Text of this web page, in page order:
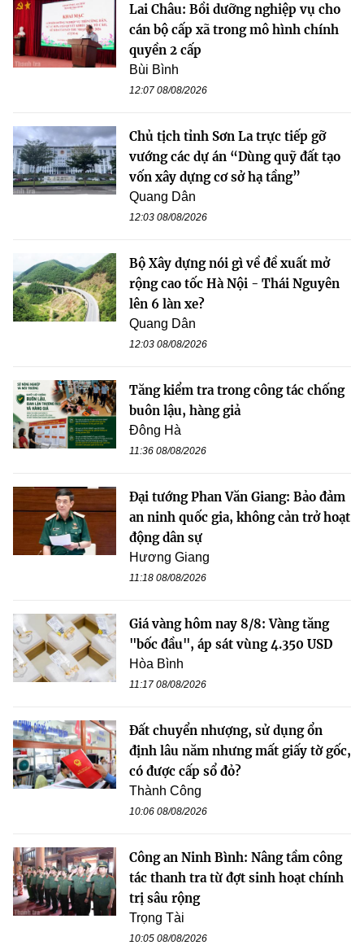
Lai Châu: Bồi dưỡng nghiệp vụ cho
cán bộ cấp xã trong mô hình chính
quyền 2 cấp
Bùi Bình
12:07 08/08/2026
Chủ tịch tỉnh Sơn La trực tiếp gỡ
vướng các dự án “Dùng quỹ đất tạo
vốn xây dựng cơ sở hạ tầng”
Quang Dân
12:03 08/08/2026
Bộ Xây dựng nói gì về đề xuất mở
rộng cao tốc Hà Nội - Thái Nguyên
lên 6 làn xe?
Quang Dân
12:03 08/08/2026
Tăng kiểm tra trong công tác chống
buôn lậu, hàng giả
Đông Hà
11:36 08/08/2026
Đại tướng Phan Văn Giang: Bảo đảm
an ninh quốc gia, không cản trở hoạt
động dân sự
Hương Giang
11:18 08/08/2026
Giá vàng hôm nay 8/8: Vàng tăng
"bốc đầu", áp sát vùng 4.350 USD
Hòa Bình
11:17 08/08/2026
Đất chuyển nhượng, sử dụng ổn
định lâu năm nhưng mất giấy tờ gốc,
có được cấp sổ đỏ?
Thành Công
10:06 08/08/2026
Công an Ninh Bình: Nâng tầm công
tác thanh tra từ đợt sinh hoạt chính
trị sâu rộng
Trọng Tài
10:05 08/08/2026